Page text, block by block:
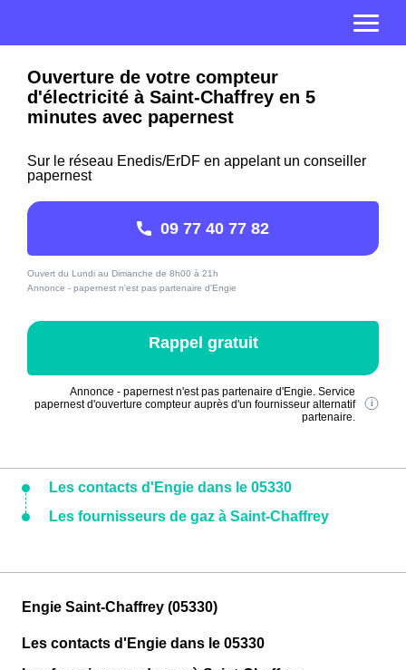
Ouverture de votre compteur
d'électricité à Saint-Chaffrey en 5
minutes avec papernest
Sur le réseau Enedis/ErDF en appelant un conseiller
papernest
09 77 40 77 82
Ouvert du Lundi au Dimanche de 8h00 à 21h
Annonce - papernest n'est pas partenaire d'Engie
Rappel gratuit
Annonce - papernest n'est pas partenaire d'Engie. Service
papernest d'ouverture compteur auprès d'un fournisseur alternatif
partenaire.
Les contacts d'Engie dans le 05330
Les fournisseurs de gaz à Saint-Chaffrey
Engie Saint-Chaffrey (05330)
Les contacts d'Engie dans le 05330